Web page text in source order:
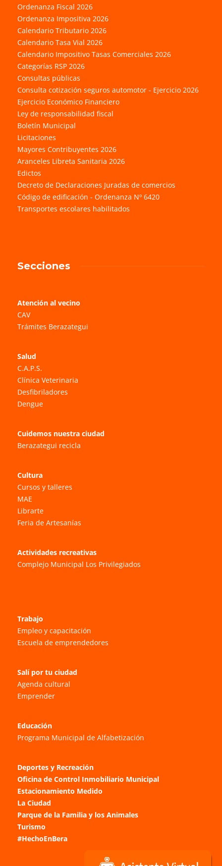
Ordenanza Fiscal 2026
Ordenanza Impositiva 2026
Calendario Tributario 2026
Calendario Tasa Vial 2026
Calendario Impositivo Tasas Comerciales 2026
Categorías RSP 2026
Consultas públicas
Consulta cotización seguros automotor - Ejercicio 2026
Ejercicio Económico Financiero
Ley de responsabilidad fiscal
Boletín Municipal
Licitaciones
Mayores Contribuyentes 2026
Aranceles Libreta Sanitaria 2026
Edictos
Decreto de Declaraciones Juradas de comercios
Código de edificación - Ordenanza Nº 6420
Transportes escolares habilitados
Secciones
Atención al vecino
CAV
Trámites Berazategui
Salud
C.A.P.S.
Clínica Veterinaria
Desfibriladores
Dengue
Cuidemos nuestra ciudad
Berazategui recicla
Cultura
Cursos y talleres
MAE
Librarte
Feria de Artesanías
Actividades recreativas
Complejo Municipal Los Privilegiados
Trabajo
Empleo y capacitación
Escuela de emprendedores
Salí por tu ciudad
Agenda cultural
Emprender
Educación
Programa Municipal de Alfabetización
Deportes y Recreación
Oficina de Control Inmobiliario Municipal
Estacionamiento Medido
La Ciudad
Parque de la Familia y los Animales
Turismo
#HechoEnBera